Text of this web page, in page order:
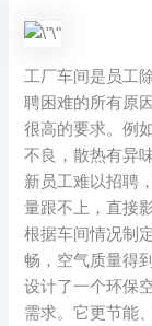
工厂车间是员工
聘困难的所有原
很高的要求。例
不良，散热有异
新员工难以招聘
量跟不上，直接
根据车间情况制
畅，空气质量得
设计了一个环保
需求。它更节能